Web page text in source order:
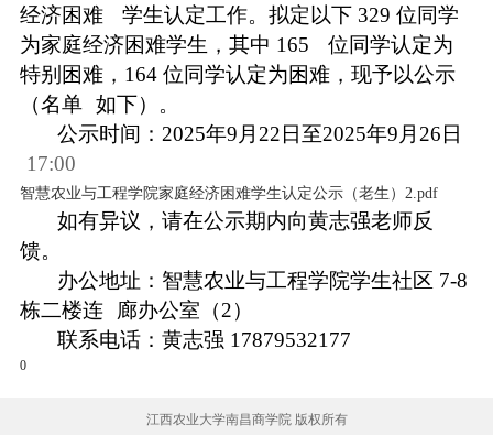
经济困难
学生认定工作。拟定以下 329 位同学
为家庭经济困难学生，其中 165
位同学认定为
特别困难，164 位同学认定为困难，现予以公示
（名单 如下）。
公示时间：2025年9月22日至2025年9月26日
17:00
智慧农业与工程学院家庭经济困难学生认定公示（老生）2.pdf
如有异议，请在公示期内向黄志强老师反
馈。
办公地址：智慧农业与工程学院学生社区 7-8
栋二楼连
廊办公室（2）
联系电话：黄志强 17879532177
0
江西农业大学南昌商学院 版权所有